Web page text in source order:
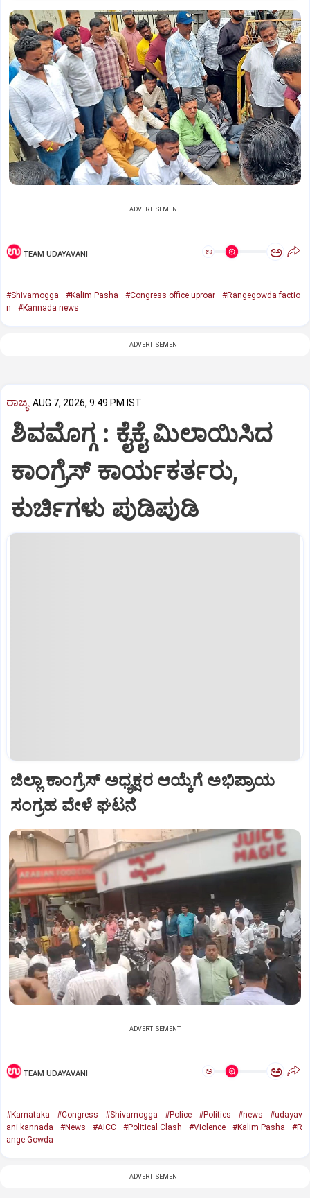
ADVERTISEMENT
TEAM UDAYAVANI ಅ ಅ
#Shivamogga #Kalim Pasha #Congress office uproar
#Rangegowda factio
n
#Kannada news
ADVERTISEMENT
ರಾಜ್ಯ AUG 7, 2026, 9:49 PM IST
ಶಿವಮೊಗ್ಗ : ಕೈಕೈ ಮಿಲಾಯಿಸಿದ
ಕಾಂಗ್ರೆಸ್ ಕಾರ್ಯಕರ್ತರು,
ಕುರ್ಚಿಗಳು ಪುಡಿಪುಡಿ
ಜಿಲ್ಲಾ ಕಾಂಗ್ರೆಸ್ ಅಧ್ಯಕ್ಷರ ಆಯ್ಕೆಗೆ ಅಭಿಪ್ರಾಯ
ಸಂಗ್ರಹ ವೇಳೆ ಘಟನೆ
ADVERTISEMENT
TEAM UDAYAVANI ಅ ಅ
#Karnataka #Congress #Shivamogga #Police #Politics #news
#udayav
ani kannada
#News #AICC #Political Clash #Violence #Kalim Pasha
#R
ange Gowda
ADVERTISEMENT